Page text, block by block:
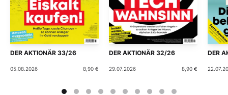
DER AKTIONÄR 33/26
05.08.2026 8,90 €
DER AKTIONÄR 32/26
29.07.2026 8,90 €
DER